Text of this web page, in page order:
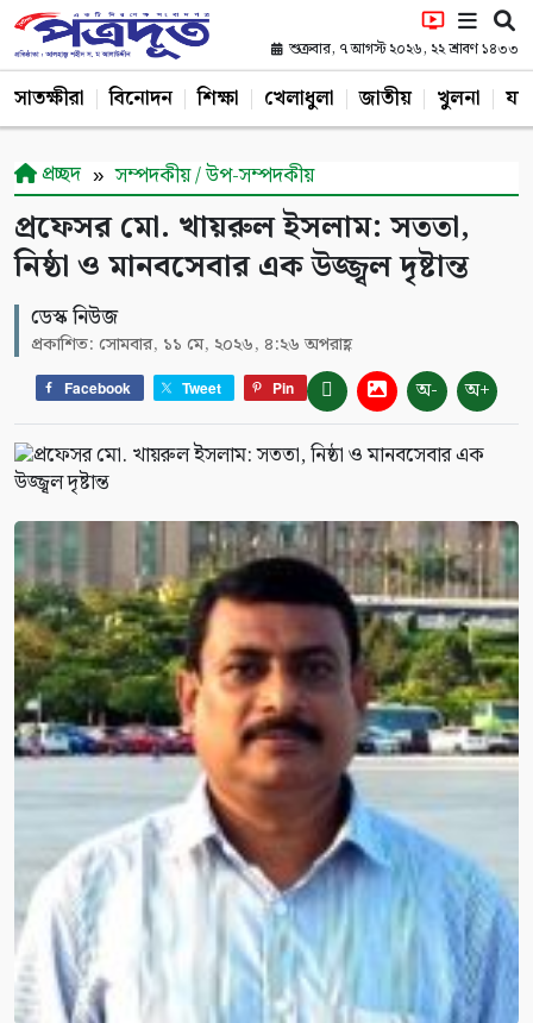
শুক্রবার, ৭ আগস্ট ২০২৬, ২২ শ্রাবণ ১৪৩৩
সাতক্ষীরা বিনোদন শিক্ষা খেলাধুলা জাতীয় খুলনা
প্রচ্ছদ সম্পদকীয় / উপ-সম্পদকীয়
প্রফেসর মো. খায়রুল ইসলাম: সততা,
নিষ্ঠা ও মানবসেবার এক উজ্জ্বল দৃষ্টান্ত
ডেস্ক নিউজ
প্রকাশিত: সোমবার, ১১ মে, ২০২৬, ৪:২৬ অপরাহ্ণ
Facebook Tweet Pin অ- অ+